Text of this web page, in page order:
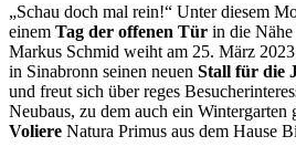
„Schau doch mal rein!“ Unter diesem
einem Tag der offenen Tür in die Nähe
Markus Schmid weiht am 25. März
in Sinabronn seinen neuen Stall für die
und freut sich über reges
Neubaus, zu dem auch ein Wintergarten
Voliere Natura Primus aus dem Hause